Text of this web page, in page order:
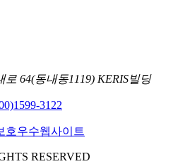
64(동내동1119) KERIS빌딩
1599-3122
RESERVED